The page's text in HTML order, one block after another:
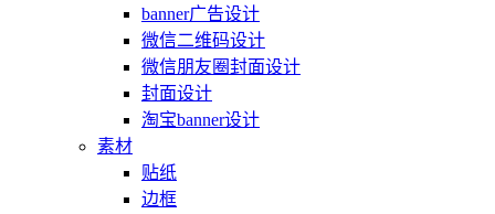
banner广告设计
微信二维码设计
微信朋友圈封面设计
封面设计
淘宝banner设计
素材
贴纸
边框